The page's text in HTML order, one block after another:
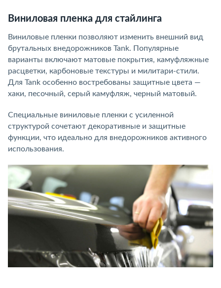
Виниловая пленка для стайлинга
Виниловые пленки позволяют изменить внешний вид
брутальных внедорожников Tank. Популярные
варианты включают матовые покрытия, камуфляжные
расцветки, карбоновые текстуры и милитари-стили.
Для Tank особенно востребованы защитные цвета —
хаки, песочный, серый камуфляж, черный матовый.
Специальные виниловые пленки с усиленной
структурой сочетают декоративные и защитные
функции, что идеально для внедорожников активного
использования.